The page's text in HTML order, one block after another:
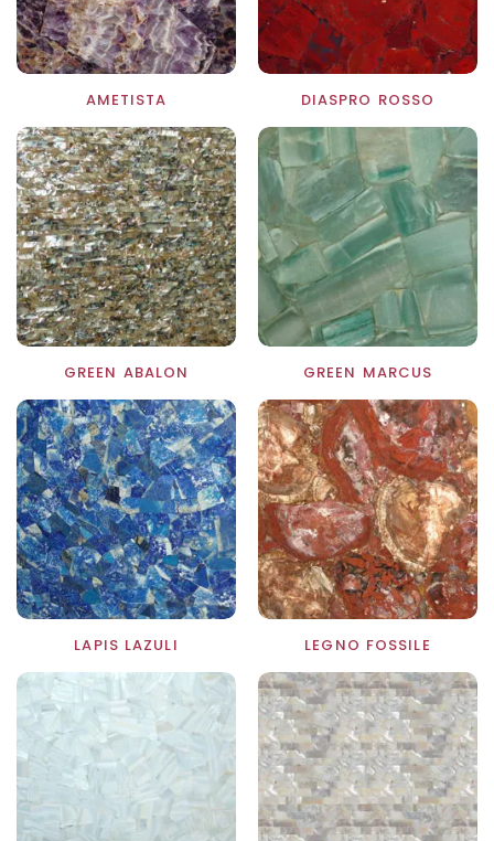
AMETISTA DIASPRO ROSSO
GREEN ABALON GREEN MARCUS
LAPIS LAZULI LEGNO FOSSILE